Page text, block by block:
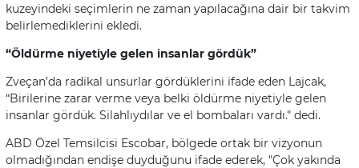
kuzeyindeki seçimlerin ne zaman yapılacağına dair bir takvim
belirlemediklerini ekledi.
“Öldürme niyetiyle gelen insanlar gördük”
Zveçan’da radikal unsurlar gördüklerini ifade eden Lajcak,
“Birilerine zarar verme veya belki öldürme niyetiyle gelen
insanlar gördük. Silahlıydılar ve el bombaları vardı." dedi.
ABD Özel Temsilcisi Escobar, bölgede ortak bir vizyonun
olmadığından endişe duyduğunu ifade ederek, "Çok yakında